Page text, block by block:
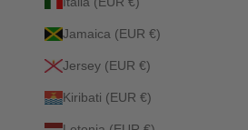
Jamaica (EUR €)
Jersey (EUR €)
Kiribati (EUR €)